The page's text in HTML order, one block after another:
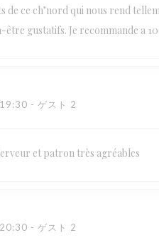
de ce ch’nord qui nous rend
être gustatifs. Je recommande a
- ゲスト 2
et patron très agréables
- ゲスト 2